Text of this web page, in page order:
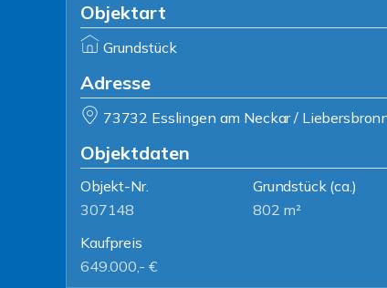
Objektart
Grundstück
Adresse
73732 Esslingen am Neckar /
Objektdaten
Objekt-Nr.
307148
Grundstück(ca.)
802 m²
Kaufpreis
649.000,- €